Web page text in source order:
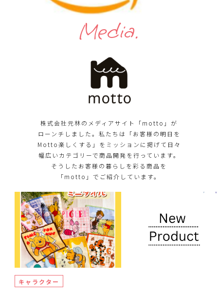
Media.
株式会社元林のメディアサイト「motto」が
ローンチしました。私たちは「お客様の明日を
Motto楽しくする」をミッションに掲げて日々
幅広いカテゴリーで商品開発を行っています。
そうしたお客様の暮らしを彩る商品を
「motto」でご紹介しています。
キャラクター